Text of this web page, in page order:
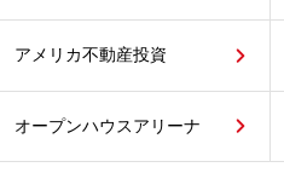
アメリカ不動産投資
オープンハウスアリーナ